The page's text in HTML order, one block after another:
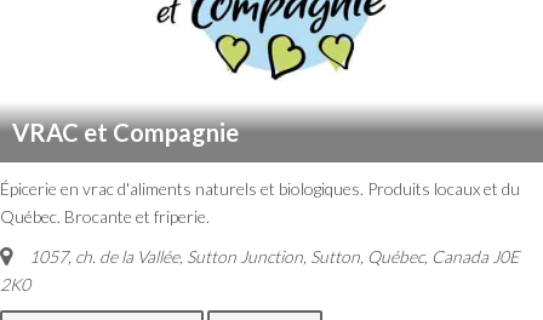
VRAC et Compagnie
Épicerie en vrac d'aliments naturels et biologiques. Produits locaux et du
Québec. Brocante et friperie.
1057, ch. de la Vallée, Sutton Junction Sutton, Québec, Canada J0E
2K0